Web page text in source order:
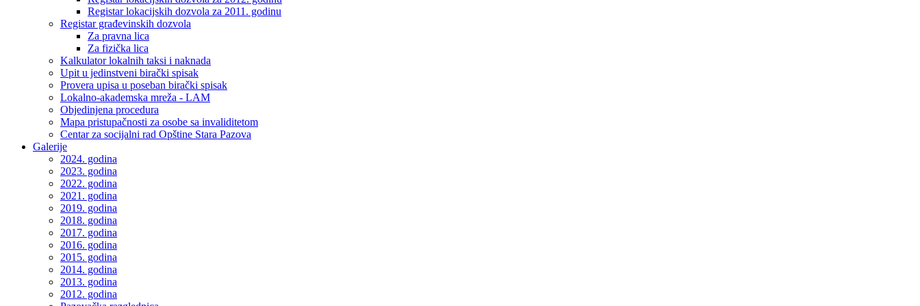
Registar lokacijskih dozvola za 2011. godinu
Registar građevinskih dozvola
Za pravna lica
Za fizička lica
Kalkulator lokalnih taksi i naknada
Upit u jedinstveni birački spisak
Provera upisa u poseban birački spisak
Lokalno-akademska mreža - LAM
Objedinjena procedura
Mapa pristupačnosti za osobe sa invaliditetom
Centar za socijalni rad Opštine Stara Pazova
Galerije
2024. godina
2023. godina
2022. godina
2021. godina
2019. godina
2018. godina
2017. godina
2016. godina
2015. godina
2014. godina
2013. godina
2012. godina